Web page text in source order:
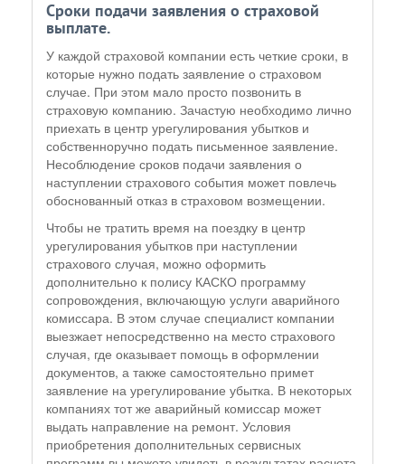
Сроки подачи заявления о страховой
выплате.
У каждой страховой компании есть четкие сроки, в
которые нужно подать заявление о страховом
случае. При этом мало просто позвонить в
страховую компанию. Зачастую необходимо лично
приехать в центр урегулирования убытков и
собственноручно подать письменное заявление.
Несоблюдение сроков подачи заявления о
наступлении страхового события может повлечь
обоснованный отказ в страховом возмещении.
Чтобы не тратить время на поездку в центр
урегулирования убытков при наступлении
страхового случая, можно оформить
дополнительно к полису КАСКО программу
сопровождения, включающую услуги аварийного
комиссара. В этом случае специалист компании
выезжает непосредственно на место страхового
случая, где оказывает помощь в оформлении
документов, а также самостоятельно примет
заявление на урегулирование убытка. В некоторых
компаниях тот же аварийный комиссар может
выдать направление на ремонт. Условия
приобретения дополнительных сервисных